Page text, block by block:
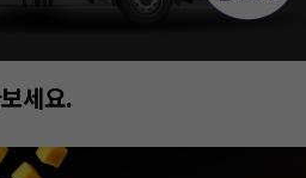
행중!